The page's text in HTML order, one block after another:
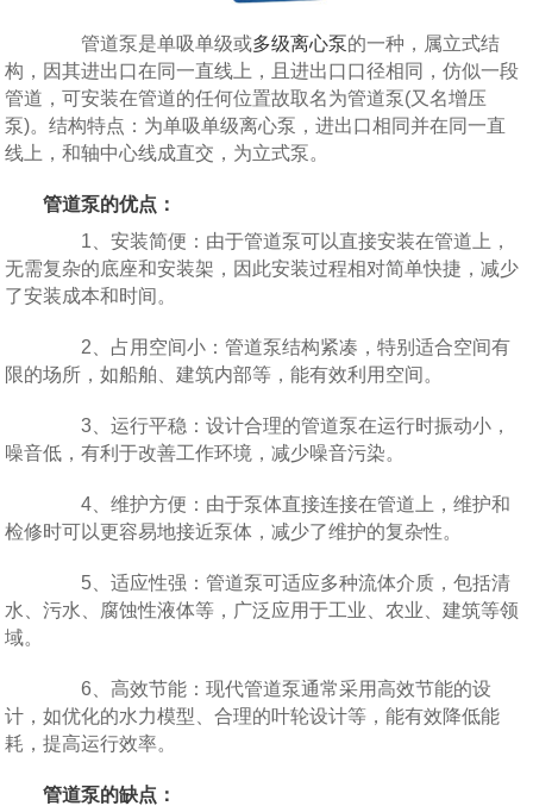
管道泵是单吸单级或多级离心泵的一种，属立式结
构，因其进出口在同一直线上，且进出口口径相同，仿似一段
管道，可安装在管道的任何位置故取名为管道泵(又名增压
泵)。结构特点：为单吸单级离心泵，进出口相同并在同一直
线上，和轴中心线成直交，为立式泵。
管道泵的优点：
1、安装简便：由于管道泵可以直接安装在管道上，
无需复杂的底座和安装架，因此安装过程相对简单快捷，减少
了安装成本和时间。
2、占用空间小：管道泵结构紧凑，特别适合空间有
限的场所，如船舶、建筑内部等，能有效利用空间。
3、运行平稳：设计合理的管道泵在运行时振动小，
噪音低，有利于改善工作环境，减少噪音污染。
4、维护方便：由于泵体直接连接在管道上，维护和
检修时可以更容易地接近泵体，减少了维护的复杂性。
5、适应性强：管道泵可适应多种流体介质，包括清
水、污水、腐蚀性液体等，广泛应用于工业、农业、建筑等领
域。
6、高效节能：现代管道泵通常采用高效节能的设
计，如优化的水力模型、合理的叶轮设计等，能有效降低能
耗，提高运行效率。
管道泵的缺点：